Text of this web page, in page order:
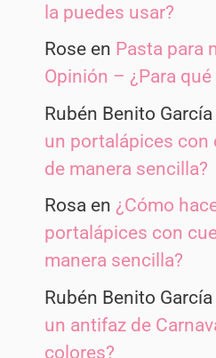
la puedes usar?
Rose en Pasta para
Opinión – ¿Para
Rubén Benito García
un portalápices con
de manera sencilla?
Rosa en ¿Cómo
portalápices con
manera sencilla?
Rubén Benito García
un antifaz de
colores?